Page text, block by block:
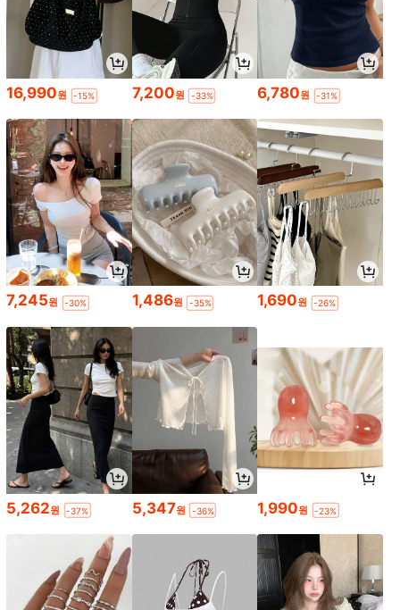
16,990원 -15% 7,200원 -33% 6,780원 -31%
7,245원 -30% 1,486원 -35% 1,690원 -26%
5,262원 -37% 5,347원 -36% 1,990원 -23%